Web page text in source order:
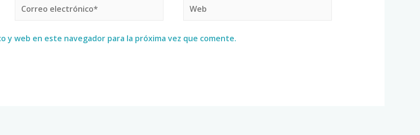
y web en este navegador para la próxima vez que comente.